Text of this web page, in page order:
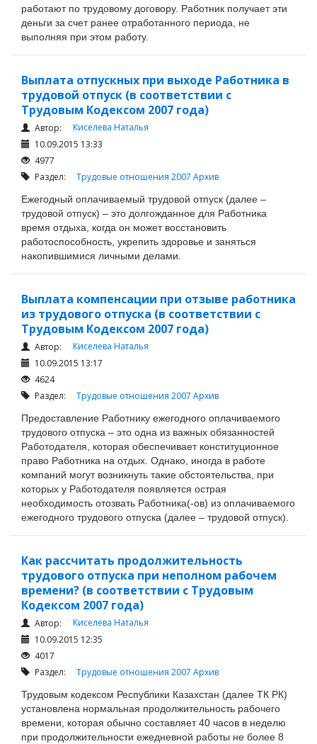
работают по трудовому договору. Работник получает эти
деньги за счет ранее отработанного периода, не
выполняя при этом работу.
Выплата отпускных при выходе Работника в
трудовой отпуск (в соответствии с
Трудовым Кодексом 2007 года)
Автор:
Киселева Наталья
10.09.2015 13:33
4977
Раздел: Трудовые отношения 2007 Архив
Ежегодный оплачиваемый трудовой отпуск (далее –
трудовой отпуск) – это долгожданное для Работника
время отдыха, когда он может восстановить
работоспособность, укрепить здоровье и заняться
накопившимися личными делами.
Выплата компенсации при отзыве работника
из трудового отпуска (в соответствии с
Трудовым Кодексом 2007 года)
Автор:
Киселева Наталья
10.09.2015 13:17
4624
Раздел: Трудовые отношения 2007 Архив
Предоставление Работнику ежегодного оплачиваемого
трудового отпуска – это одна из важных обязанностей
Работодателя, которая обеспечивает конституционное
право Работника на отдых. Однако, иногда в работе
компаний могут возникнуть такие обстоятельства, при
которых у Работодателя появляется острая
необходимость отозвать Работника(-ов) из оплачиваемого
ежегодного трудового отпуска (далее – трудовой отпуск).
Как рассчитать продолжительность
трудового отпуска при неполном рабочем
времени? (в соответствии с Трудовым
Кодексом 2007 года)
Автор:
Киселева Наталья
10.09.2015 12:35
4017
Раздел: Трудовые отношения 2007 Архив
Трудовым кодексом Республики Казахстан (далее ТК РК)
установлена нормальная продолжительность рабочего
времени, которая обычно составляет 40 часов в неделю
при продолжительности ежедневной работы не более 8